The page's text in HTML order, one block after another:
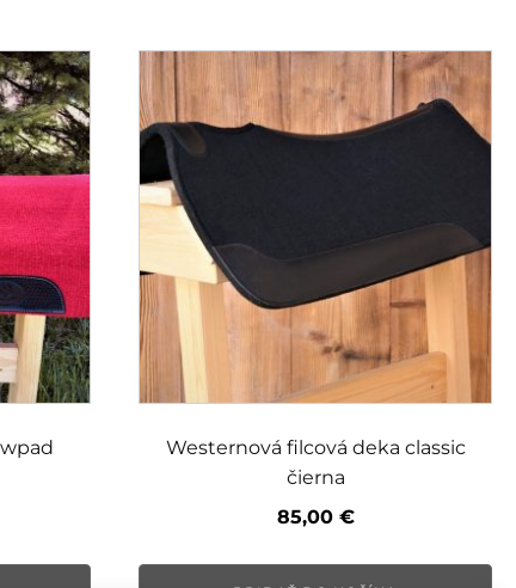
Westernová filcová deka classic
čierna
85,00 €